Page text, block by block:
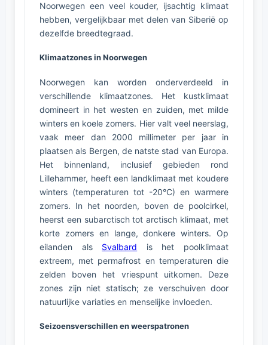
Noorwegen een veel kouder, ijsachtig klimaat
hebben, vergelijkbaar met delen van Siberië op
dezelfde breedtegraad.
Klimaatzones in Noorwegen
Noorwegen kan worden onderverdeeld in
verschillende klimaatzones. Het kustklimaat
domineert in het westen en zuiden, met milde
winters en koele zomers. Hier valt veel neerslag,
vaak meer dan 2000 millimeter per jaar in
plaatsen als Bergen, de natste stad van Europa.
Het binnenland, inclusief gebieden rond
Lillehammer, heeft een landklimaat met koudere
winters (temperaturen tot -20°C) en warmere
zomers. In het noorden, boven de poolcirkel,
heerst een subarctisch tot arctisch klimaat, met
korte zomers en lange, donkere winters. Op
eilanden als Svalbard is het poolklimaat
extreem, met permafrost en temperaturen die
zelden boven het vriespunt uitkomen. Deze
zones zijn niet statisch; ze verschuiven door
natuurlijke variaties en menselijke invloeden.
Seizoensverschillen en weerspatronen